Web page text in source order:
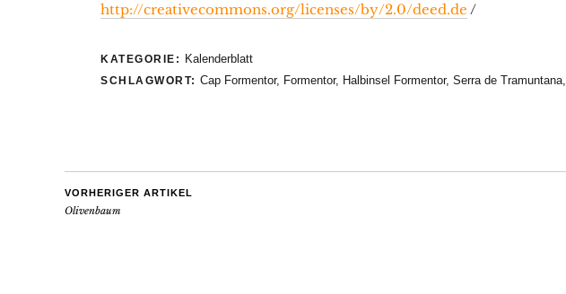
http://creativecommons.org/licenses/by/2.0/deed.de /
KATEGORIE: Kalenderblatt
SCHLAGWORT: Cap Formentor, Formentor, Halbinsel Formentor, Serra de Tramuntana,
VORHERIGER ARTIKEL
Olivenbaum